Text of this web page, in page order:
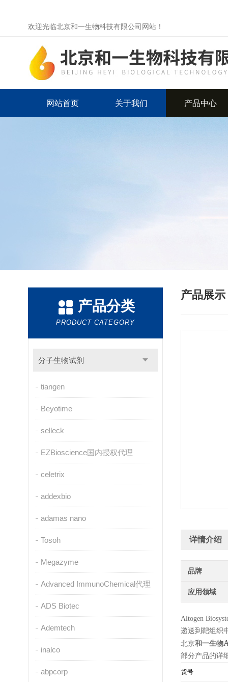
欢迎光临北京和一生物科技有限公司网站！
网站首页 关于我们 产品中心
产品分类
PRODUCT CATEGORY
分子生物试剂
tiangen
Beyotime
selleck
EZBioscience国内授权代理
celetrix
addexbio
adamas nano
Tosoh
Megazyme
Advanced ImmunoChemical代理
ADS Biotec
Ademtech
inalco
abpcorp
产品展示
详情介绍
品牌
应用领域
Altogen
递送到靶组织
北京和一生物
部分产品的详
货号